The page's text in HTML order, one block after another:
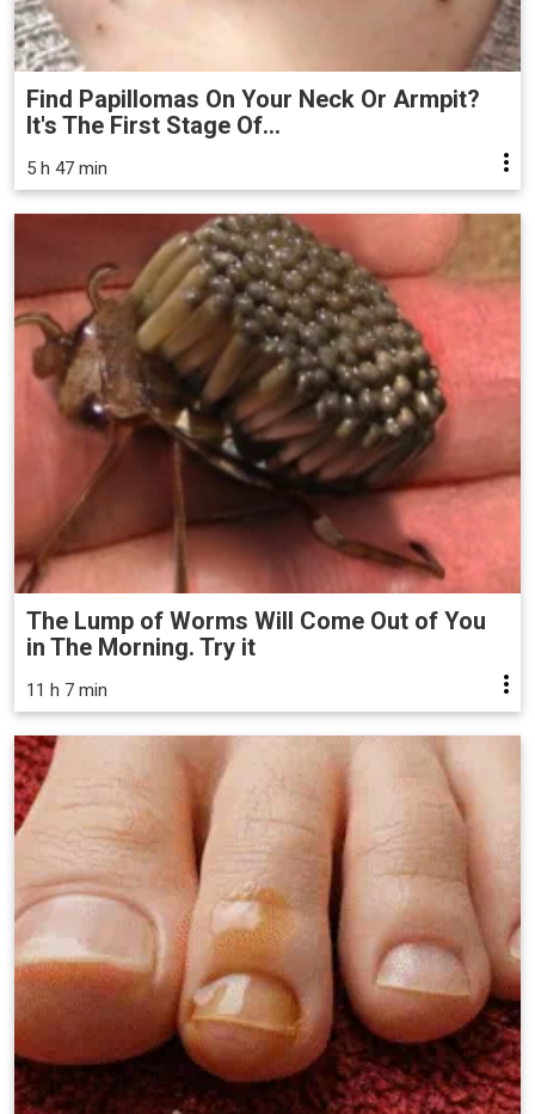
Find Papillomas On Your Neck Or Armpit?
It's The First Stage Of...
5 h 47 min
The Lump of Worms Will Come Out of You
in The Morning. Try it
11 h 7 min